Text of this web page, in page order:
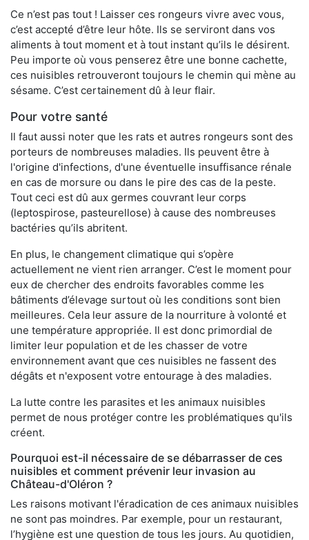
Ce n’est pas tout ! Laisser ces rongeurs vivre avec vous,
c’est accepté d’être leur hôte. Ils se serviront dans vos
aliments à tout moment et à tout instant qu’ils le désirent.
Peu importe où vous penserez être une bonne cachette,
ces nuisibles retrouveront toujours le chemin qui mène au
sésame. C’est certainement dû à leur flair.
Pour votre santé
Il faut aussi noter que les rats et autres rongeurs sont des
porteurs de nombreuses maladies. Ils peuvent être à
l'origine d'infections, d'une éventuelle insuffisance rénale
en cas de morsure ou dans le pire des cas de la peste.
Tout ceci est dû aux germes couvrant leur corps
(leptospirose, pasteurellose) à cause des nombreuses
bactéries qu’ils abritent.
En plus, le changement climatique qui s’opère
actuellement ne vient rien arranger. C’est le moment pour
eux de chercher des endroits favorables comme les
bâtiments d’élevage surtout où les conditions sont bien
meilleures. Cela leur assure de la nourriture à volonté et
une température appropriée. Il est donc primordial de
limiter leur population et de les chasser de votre
environnement avant que ces nuisibles ne fassent des
dégâts et n'exposent votre entourage à des maladies.
La lutte contre les parasites et les animaux nuisibles
permet de nous protéger contre les problématiques qu'ils
créent.
Pourquoi est-il nécessaire de se débarrasser de ces
nuisibles et comment prévenir leur invasion au
Château-d'Oléron ?
Les raisons motivant l'éradication de ces animaux nuisibles
ne sont pas moindres. Par exemple, pour un restaurant,
l’hygiène est une question de tous les jours. Au quotidien,